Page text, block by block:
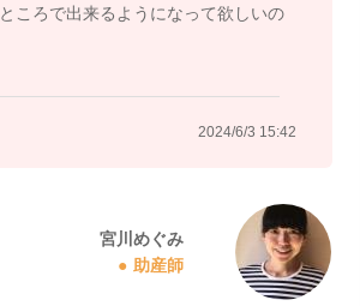
ころで出来るようになって欲しいの
2024/6/3 15:42
宮川めぐみ
助産師